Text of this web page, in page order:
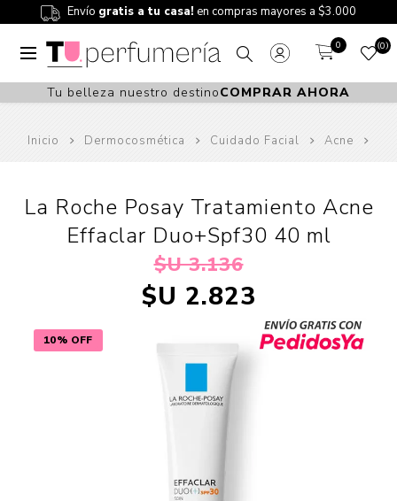
Envío gratis a tu casa! en compras mayores a $3.000
0 0
Tu belleza nuestro destinoCOMPRAR AHORA
Inicio Dermocosmética Cuidado Facial Acne
10% OFF
La Roche Posay Tratamiento Acne
Effaclar Duo+Spf30 40 ml
$U 3.136
$U 2.823